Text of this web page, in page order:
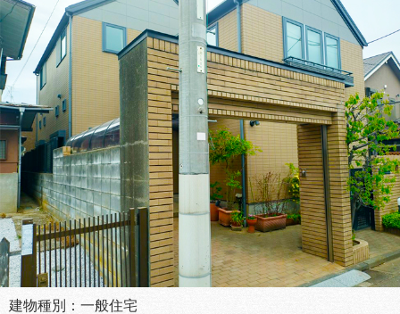
建物種別：一般住宅